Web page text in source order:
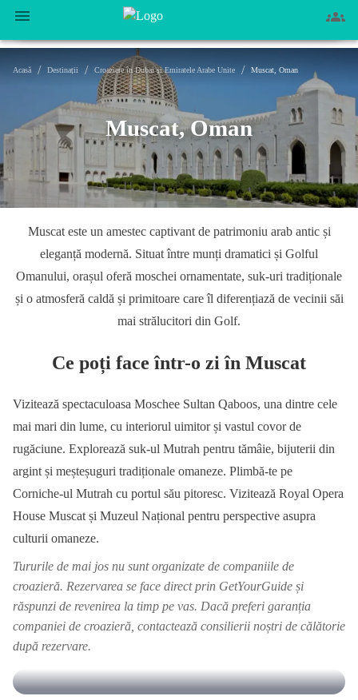
Muscat, Oman
Acasă / Destinații / Croaziere în Dubai și Emiratele Arabe Unite / Muscat, Oman
Muscat este un amestec captivant de patrimoniu arab antic și
eleganță modernă. Situat între munți dramatici și Golful
Omanului, orașul oferă moschei ornamentate, suk-uri tradiționale
și o atmosferă caldă și primitoare care îl diferențiază de vecinii săi
mai strălucitori din Golf.
Ce poți face într-o zi în Muscat
Vizitează spectaculoasa Moschee Sultan Qaboos, una dintre cele
mai mari din lume, cu interiorul uimitor și vastul covor de
rugăciune. Explorează suk-ul Mutrah pentru tămâie, bijuterii din
argint și meșteșuguri tradiționale omaneze. Plimbă-te pe
Corniche-ul Mutrah cu portul său pitoresc. Vizitează Royal Opera
House Muscat și Muzeul Național pentru perspective asupra
culturii omaneze.
Tururile de mai jos nu sunt organizate de companiile de
croazieră. Rezervarea se face direct prin GetYourGuide și
răspunzi de revenirea la timp pe vas. Dacă preferi garanția
companiei de croazieră, contactează consilierii noștri de călătorie
după rezervare.